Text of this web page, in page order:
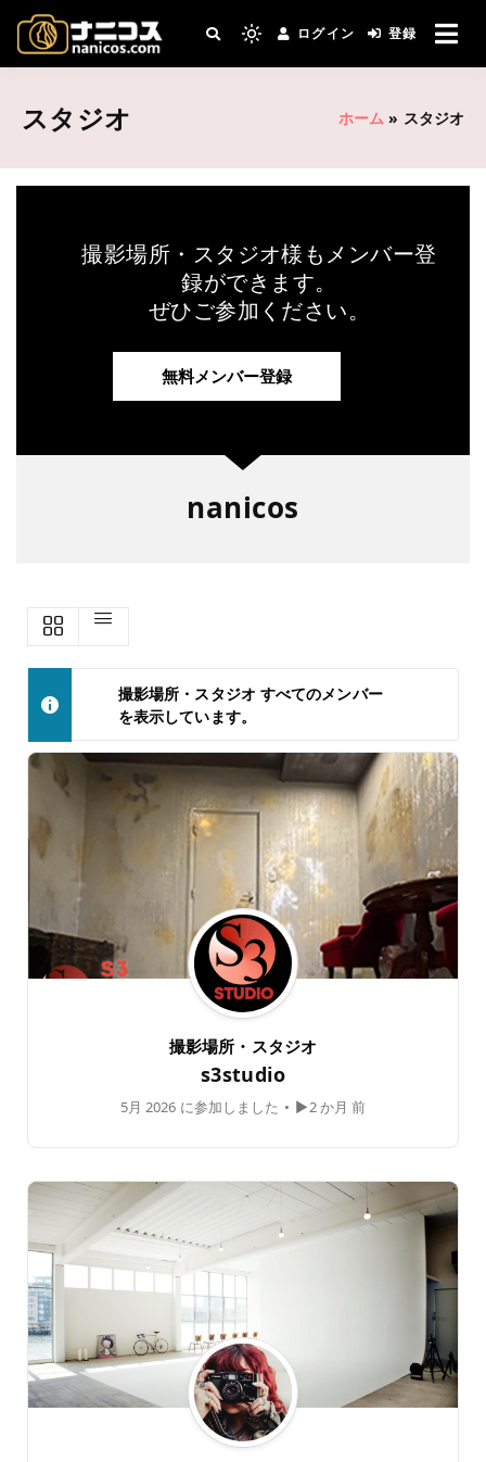
nanicos－コスプレイヤ
ーさんとカメラマンさん
がつながるコスプレ撮影
撮影場所・スタジオがすぐ見つかる。コスプ
レ撮影主催者の強い味方！
ログイン 登録
スタジオ ホーム » スタジオ
撮影場所・スタジオ様もメンバー登
録ができます。
ぜひご参加ください。
無料メンバー登録
nanicos
撮影場所・スタジオ すべてのメンバー
を表示しています。
撮影場所・スタジオ
s3studio
5月 2026 に参加しました • ▶2 か月 前